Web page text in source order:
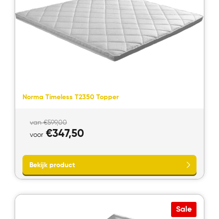
Norma Timeless T2350 Topper
van €599,00Oorspronkelijke
prijs
van
€599,00.
voor €347,50
is:
€347,50.
Sale